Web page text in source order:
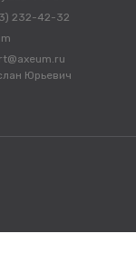
232-42-32
Юрьевич